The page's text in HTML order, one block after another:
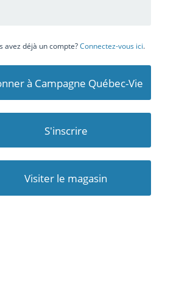
avez déjà un compte?Connectez-vous ici.
à Campagne Québec-Vie
S'inscrire
Visiter le magasin